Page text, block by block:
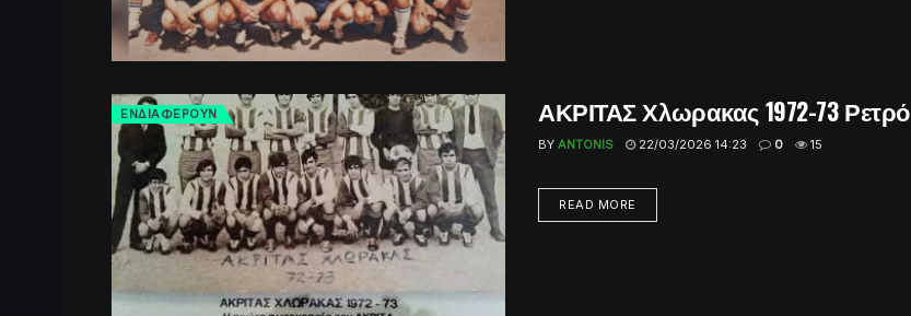
ΕΝΔΙΑΦΕΡΟΥΝ ΑΚΡΙΤΑΣ Χλωρακας 1972-73 Ρετρό
BY ANTONIS 22/03/2026 14:23 0 15
READ MORE